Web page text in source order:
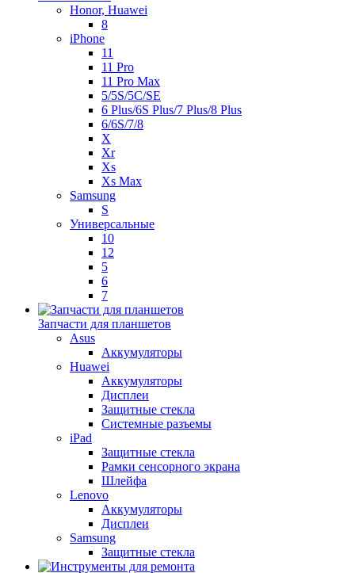
Honor, Huawei
8
iPhone
11
11 Pro
11 Pro Max
5/5S/5C/SE
6 Plus/6S Plus/7 Plus/8 Plus
6/6S/7/8
X
Xr
Xs
Xs Max
Samsung
S
Универсальные
10
12
5
6
7
Запчасти для планшетов
Asus
Аккумуляторы
Huawei
Аккумуляторы
Дисплеи
Защитные стекла
Системные разъемы
iPad
Защитные стекла
Рамки сенсорного экрана
Шлейфа
Lenovo
Аккумуляторы
Дисплеи
Samsung
Защитные стекла